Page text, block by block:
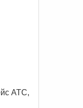
АТС,